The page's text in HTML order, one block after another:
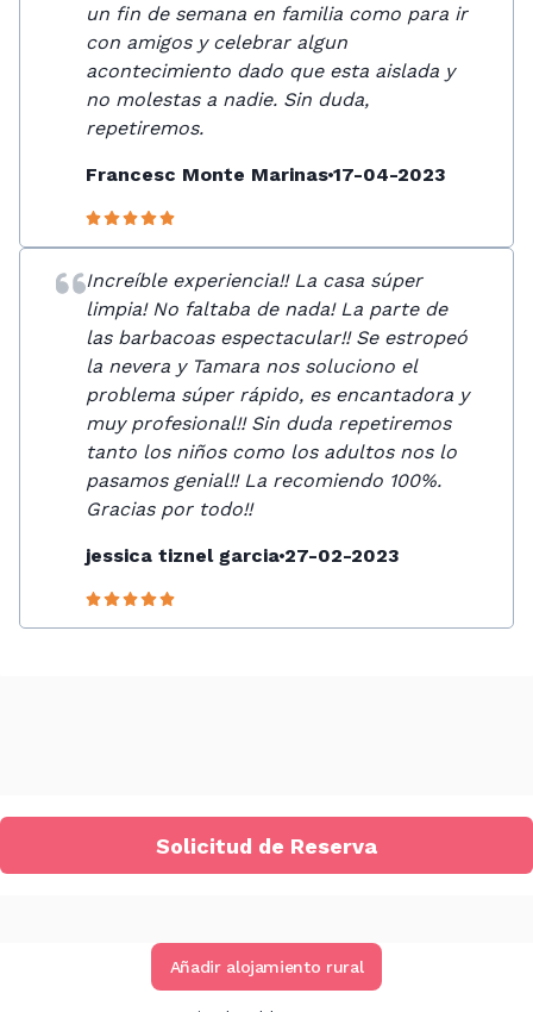
un fin de semana en familia como para ir
con amigos y celebrar algun
acontecimiento dado que esta aislada y
no molestas a nadie. Sin duda,
repetiremos.
Francesc Monte Marinas 17-04-2023
Increíble experiencia!! La casa súper
limpia! No faltaba de nada! La parte de
las barbacoas espectacular!! Se estropeó
la nevera y Tamara nos soluciono el
problema súper rápido, es encantadora y
muy profesional!! Sin duda repetiremos
tanto los niños como los adultos nos lo
pasamos genial!! La recomiendo 100%.
Gracias por todo!!
jessica tiznel garcia 27-02-2023
Solicitud de Reserva
Añadir alojamiento rural